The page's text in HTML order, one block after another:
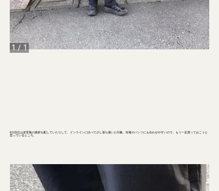
1/1
EG別注は皮革風の素材を配していたりして、インラインに比べて少し落ち着いた印象。街着のパンツにも合わせやすいので、もう一足買っておこうと
思っているところ。